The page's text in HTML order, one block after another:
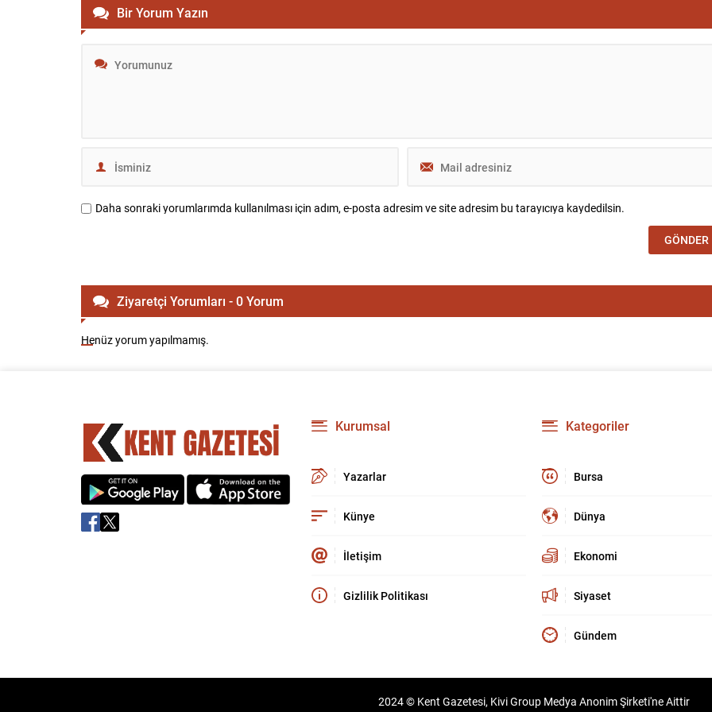
kayıplar ve yaralanmalarda ciddi artışlar
gözlemleniyor. Resmi verilere göre
ateşkesin başladığı tarihten itibaren...
Bir Yorum Yazın
Daha sonraki yorumlarımda kullanılması için adım, e-posta adresim ve site adresim bu tarayıcıya kaydedilsin.
Ziyaretçi Yorumları - 0 Yorum
Henüz yorum yapılmamış.
Kurumsal
Yazarlar
Künye
İletişim
Gizlilik Politikası
Kategoriler
Bursa
Dünya
Ekonomi
Siyaset
Gündem
2024 © Kent Gazetesi, Kivi Group Medya Anonim Şirketi'ne Aittir